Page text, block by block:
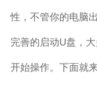
性，不管你的电脑
完善的启动U盘，
开始操作。下面就